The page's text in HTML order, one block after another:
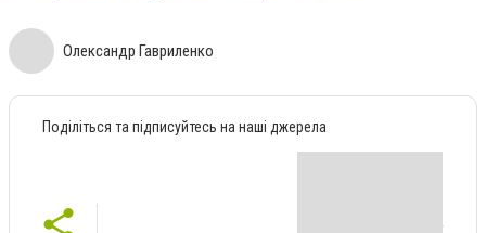
Олександр Гавриленко
Поділіться та підписуйтесь на наші джерела